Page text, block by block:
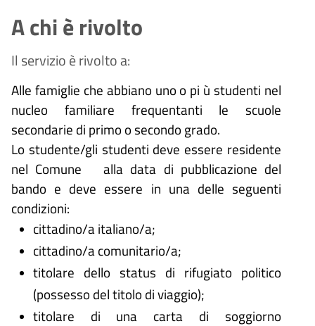
A chi è rivolto
Il servizio è rivolto a:
Alle famiglie che abbiano uno o pi ù studenti nel
nucleo familiare frequentanti le scuole
secondarie di primo o secondo grado.
Lo studente/gli studenti deve essere residente
nel Comune alla data di pubblicazione del
bando e deve essere in una delle seguenti
condizioni:
cittadino/a italiano/a;
cittadino/a comunitario/a;
titolare dello status di rifugiato politico
(possesso del titolo di viaggio);
titolare di una carta di soggiorno